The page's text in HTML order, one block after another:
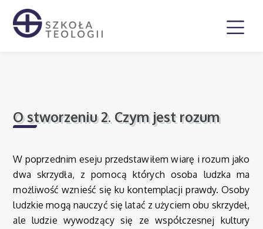
O stworzeniu 2. Czym jest rozum
W poprzednim eseju przedstawiłem wiarę i rozum jako
dwa skrzydła, z pomocą których osoba ludzka ma
możliwość wznieść się ku kontemplacji prawdy. Osoby
ludzkie mogą nauczyć się latać z użyciem obu skrzydeł,
ale ludzie wywodzący się ze współczesnej kultury